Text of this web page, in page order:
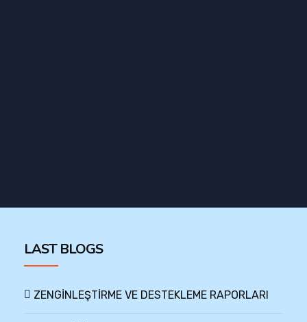
LAST BLOGS
ZENGİNLEŞTİRME VE DESTEKLEME RAPORLARI